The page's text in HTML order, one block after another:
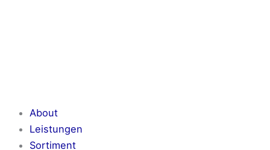
About
Leistungen
Sortiment